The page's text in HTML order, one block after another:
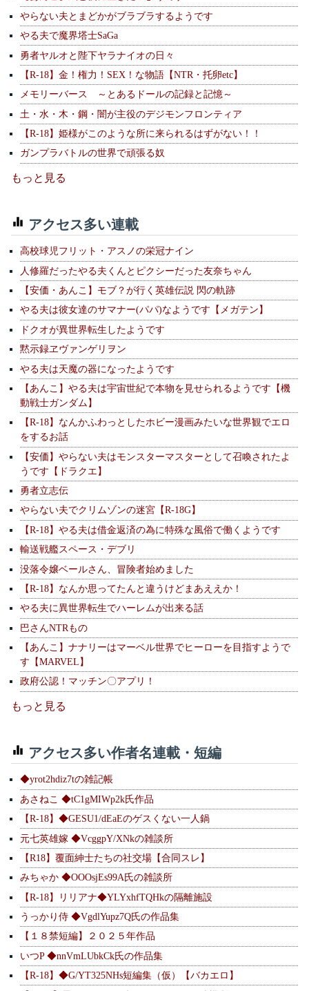
やらない夫とまどかがブラブラするようです
やる夫で魔界塔士SaGa
勇者ヤルオと陛下ヤラナイオの日々
【R-18】金！権力！SEX！な物語【NTR・托卵etc】
メモリーバース ～とあるドールの記録と記憶～
土・水・木・鋼・闇が主役のデジモンフロンティア
【R-18】姫様がこのような所に来られるはずがない！！
ガンプラバトルの世界で頑張る奴
もっと見る
アクセス多い連載
高校球児フリット・アスノの栄冠ナイン
人修羅だったやる夫くんとピクシーだった友奈ちゃん
【安価・あんこ】モブ？が行く英雄伝説 閃の軌跡
やる夫は彼女達のサマナー(パパ)なようです【メガテン】
ドクオが異世界転生したようです
黙示録ヱヴァンゲリヲン
やる夫は天魔の器になったようです
【あんこ】やる夫は宇宙世紀で本物を見せられるようです【機
動戦士ガンダム】
【R-18】なんかふわっとしたホビー漫画みたいな世界観でエロ
をするお話
【安価】やらない夫はモンスターマスターとして召喚されたよ
うです【ドラクエ】
勇者立志伝
やらない夫でクリムゾンの迷宮【R-18G】
【R-18】やる夫は借金返済の為に特殊な風俗で働くようです
輸送戦艦スペース・デブリ
没落令嬢ベールさん、冒険者始めました
【R-18】なんか思ってたんと違うけどまあええか！
やる夫に異世界転生でハーレムが出来る話
巴さんNTRもの
【あんこ】ナナリーはマーベル世界でヒーローを目指すようで
す【MARVEL】
政府公認！マッチン〇アプリ！
もっと見る
アクセス多い作者名連載・短編
◆yrot2hdiz7tの雑記帳
あさねこ ◆tC1gMIWp2k氏作品
【R-18】◆GESU1/dEaEのゲスくない一人鍋
元七英雄嫁 ◆VcggpY/XNkの雑談所
【R18】覆面紳士たちの社交場【合同スレ】
みちゃか ◆OOOsjEs99A氏の雑談所
【R-18】リリアナ◆YLYxhfTQHkの隔離施設
うっかり侍 ◆VgdlYupz7Q氏の作品集
【１８禁短編】２０２５年作品
いつP ◆nnVmLUbkCk氏の作品集
【R-18】◆G/YT325NHs短編集（仮）【バカエロ】